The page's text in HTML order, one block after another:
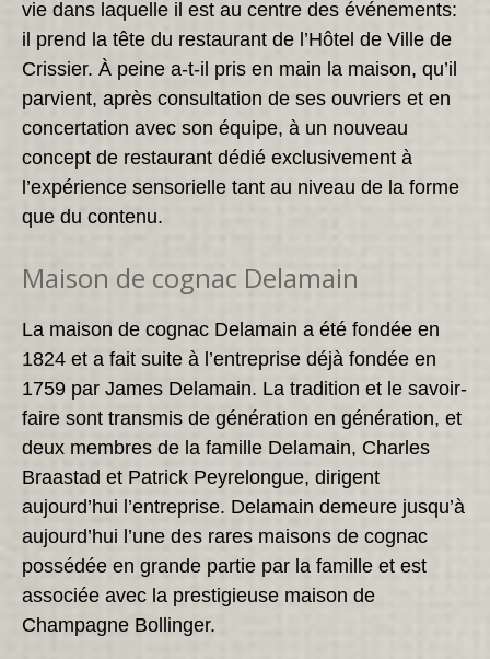
vie dans laquelle il est au centre des événements:
il prend la tête du restaurant de l’Hôtel de Ville de
Crissier. À peine a-t-il pris en main la maison, qu’il
parvient, après consultation de ses ouvriers et en
concertation avec son équipe, à un nouveau
concept de restaurant dédié exclusivement à
l’expérience sensorielle tant au niveau de la forme
que du contenu.
Maison de cognac Delamain
La maison de cognac Delamain a été fondée en
1824 et a fait suite à l’entreprise déjà fondée en
1759 par James Delamain. La tradition et le savoir-
faire sont transmis de génération en génération, et
deux membres de la famille Delamain, Charles
Braastad et Patrick Peyrelongue, dirigent
aujourd’hui l’entreprise. Delamain demeure jusqu’à
aujourd’hui l’une des rares maisons de cognac
possédée en grande partie par la famille et est
associée avec la prestigieuse maison de
Champagne Bollinger.